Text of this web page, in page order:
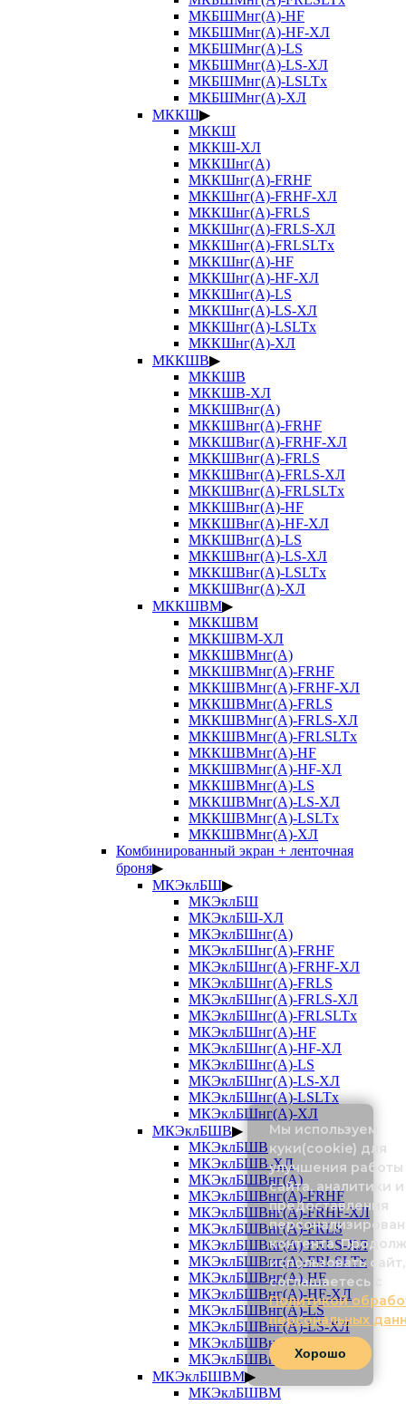
МКБШМнг(А)-HF
МКБШМнг(А)-HF-ХЛ
МКБШМнг(А)-LS
МКБШМнг(А)-LS-ХЛ
МКБШМнг(А)-LSLTx
МКБШМнг(А)-ХЛ
МККШ▶
МККШ
МККШ-ХЛ
МККШнг(А)
МККШнг(А)-FRHF
МККШнг(А)-FRHF-ХЛ
МККШнг(А)-FRLS
МККШнг(А)-FRLS-ХЛ
МККШнг(А)-FRLSLTx
МККШнг(А)-HF
МККШнг(А)-HF-ХЛ
МККШнг(А)-LS
МККШнг(А)-LS-ХЛ
МККШнг(А)-LSLTx
МККШнг(А)-ХЛ
МККШВ▶
МККШВ
МККШВ-ХЛ
МККШВнг(А)
МККШВнг(А)-FRHF
МККШВнг(А)-FRHF-ХЛ
МККШВнг(А)-FRLS
МККШВнг(А)-FRLS-ХЛ
МККШВнг(А)-FRLSLTx
МККШВнг(А)-HF
МККШВнг(А)-HF-ХЛ
МККШВнг(А)-LS
МККШВнг(А)-LS-ХЛ
МККШВнг(А)-LSLTx
МККШВнг(А)-ХЛ
МККШВМ▶
МККШВМ
МККШВМ-ХЛ
МККШВМнг(А)
МККШВМнг(А)-FRHF
МККШВМнг(А)-FRHF-ХЛ
МККШВМнг(А)-FRLS
МККШВМнг(А)-FRLS-ХЛ
МККШВМнг(А)-FRLSLTx
МККШВМнг(А)-HF
МККШВМнг(А)-HF-ХЛ
МККШВМнг(А)-LS
МККШВМнг(А)-LS-ХЛ
МККШВМнг(А)-LSLTx
МККШВМнг(А)-ХЛ
Комбинированный экран + ленточная
броня▶
МКЭклБШ▶
МКЭклБШ
МКЭклБШ-ХЛ
МКЭклБШнг(А)
МКЭклБШнг(А)-FRHF
МКЭклБШнг(А)-FRHF-ХЛ
МКЭклБШнг(А)-FRLS
МКЭклБШнг(А)-FRLS-ХЛ
МКЭклБШнг(А)-FRLSLTx
МКЭклБШнг(А)-HF
МКЭклБШнг(А)-HF-ХЛ
МКЭклБШнг(А)-LS
МКЭклБШнг(А)-LS-ХЛ
МКЭклБШнг(А)-LSLTx
МКЭклБШнг(А)-ХЛ
МКЭклБШВ▶
МКЭклБШВ
МКЭклБШВ-ХЛ
МКЭклБШВнг(А)
МКЭклБШВнг(А)-FRHF
МКЭклБШВнг(А)-FRHF-ХЛ
МКЭклБШВнг(А)-FRLS
МКЭклБШВнг(А)-FRLS-ХЛ
МКЭклБШВнг(А)-FRLSLTx
МКЭклБШВнг(А)-HF
МКЭклБШВнг(А)-HF-ХЛ
МКЭклБШВнг(А)-LS
МКЭклБШВнг(А)-LS-ХЛ
МКЭклБШВнг(А)-LSLTx
МКЭклБШВнг(А)-ХЛ
МКЭклБШВМ▶
МКЭклБШВМ
Мы используем
куки(cookie) для
улучшения работы
сайта, аналитики и
предоставления
контента.
использовать
соглашаетесь с
Политикой
персональных
Хорошо